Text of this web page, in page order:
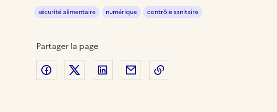
sécurité alimentaire numérique contrôle sanitaire
Partager la page
Partager sur Facebook
Partager sur Twitter
Partager sur LinkedIn
Partager par email